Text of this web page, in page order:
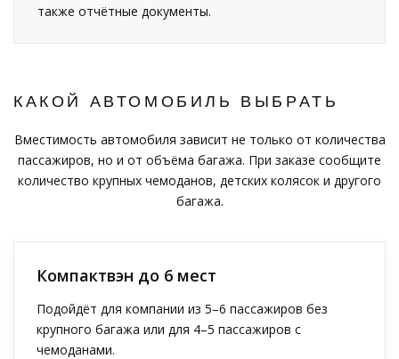
также отчётные документы.
КАКОЙ АВТОМОБИЛЬ ВЫБРАТЬ
Вместимость автомобиля зависит не только от количества
пассажиров, но и от объёма багажа. При заказе сообщите
количество крупных чемоданов, детских колясок и другого
багажа.
Компактвэн до 6 мест
Подойдёт для компании из 5–6 пассажиров без
крупного багажа или для 4–5 пассажиров с
чемоданами.